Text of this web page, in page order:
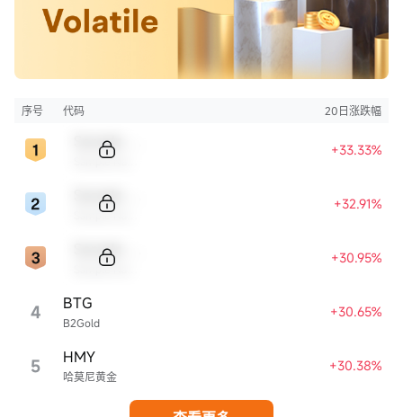
序号 代码 20日涨跌幅
+33.33%
+32.91%
+30.95%
4 B2Gold
BTG +30.65%
5 哈莫尼黄金
HMY +30.38%